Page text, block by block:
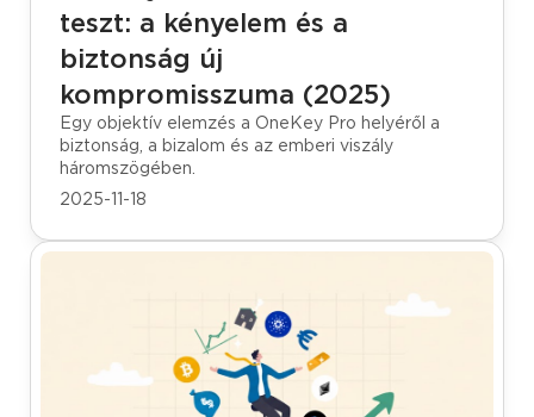
teszt: a kényelem és a
biztonság új
kompromisszuma (2025)
Egy objektív elemzés a OneKey Pro helyéről a
biztonság, a bizalom és az emberi viszály
háromszögében.
2025-11-18